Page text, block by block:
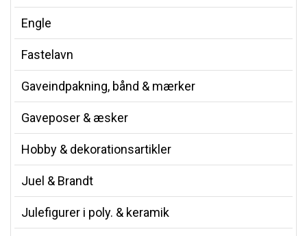
Engle
Fastelavn
Gaveindpakning, bånd & mærker
Gaveposer & æsker
Hobby & dekorationsartikler
Juel & Brandt
Julefigurer i poly. & keramik